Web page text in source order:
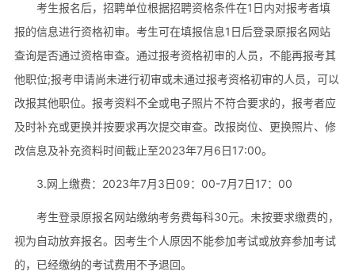
考生报名后，招聘单位根据招聘资格条件在1日内对报考者填
报的信息进行资格初审。考生可在填报信息1日后登录原报名网站
查询是否通过资格审查。通过报考资格初审的人员，不能再报考其
他职位;报考申请尚未进行初审或未通过报考资格初审的人员，可以
改报其他职位。报考资料不全或电子照片不符合要求的，报考者应
及时补充或更换并按要求再次提交审查。改报岗位、更换照片、修
改信息及补充资料时间截止至2023年7月6日17:00。
3.网上缴费：2023年7月3日09：00-7月7日17：00
考生登录原报名网站缴纳考务费每科30元。未按要求缴费的，
视为自动放弃报名。因考生个人原因不能参加考试或放弃参加考试
的，已经缴纳的考试费用不予退回。